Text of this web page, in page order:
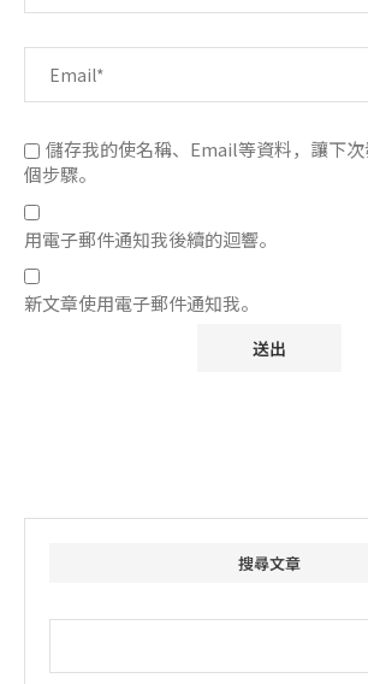
儲存我的使名稱、Email等資料，讓下
個步驟。
用電子郵件通知我後續的迴響。
新文章使用電子郵件通知我。
搜尋文章